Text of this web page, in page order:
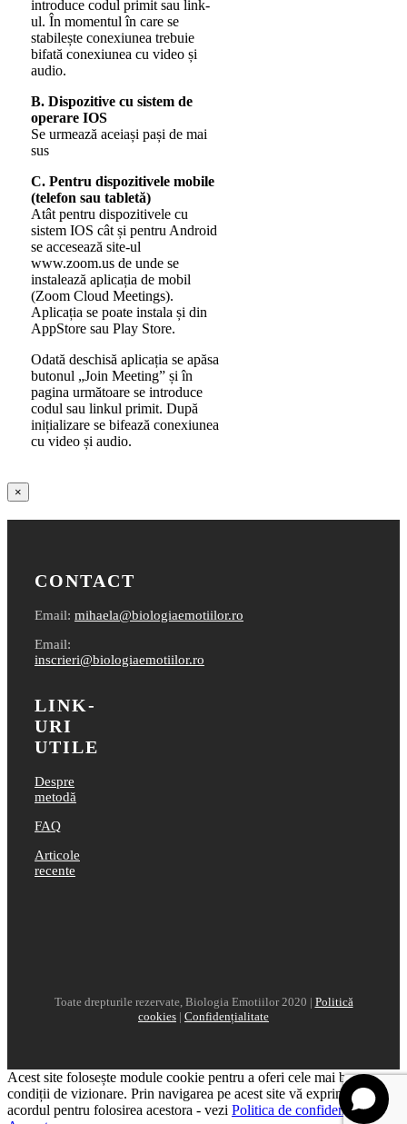
introduce codul primit sau link-
ul. În momentul în care se
stabilește conexiunea trebuie
bifată conexiunea cu video și
audio.
B. Dispozitive cu sistem de
operare IOS
Se urmează aceiași pași de mai
sus
C. Pentru dispozitivele mobile
(telefon sau tabletă)
Atât pentru dispozitivele cu
sistem IOS cât și pentru Android
se accesează site-ul
www.zoom.us de unde se
instalează aplicația de mobil
(Zoom Cloud Meetings).
Aplicația se poate instala și din
AppStore sau Play Store.
Odată deschisă aplicația se apăsa
butonul „Join Meeting” și în
pagina următoare se introduce
codul sau linkul primit. După
inițializare se bifează conexiunea
cu video și audio.
Close
product
quick
×
CONTACT
Email: mihaela@biologiaemotiilor.ro
Email:
inscrieri@biologiaemotiilor.ro
LINK-
URI
UTILE
Despre
metodă
FAQ
Articole
recente
Toate drepturile rezervate, Biologia Emotiilor 2020 | Politică
cookies | Confidențialitate
Acest site folosește module cookie pentru a oferi cele mai bune
condiții de vizionare. Prin navigarea pe acest site vă exprimați
acordul pentru folosirea acestora - vezi Politica de confidențialitate.